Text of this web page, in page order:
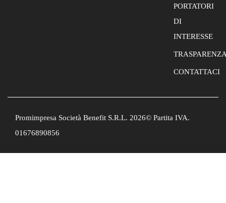
PORTATORI
DI
INTERESSE
CONTATTACI
Promimpresa Società Benefit S.R.L. 2026© Partita IVA.
01676890856